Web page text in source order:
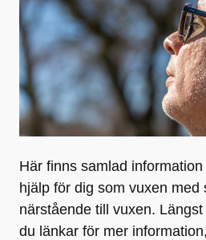
Här finns samlad
hjälp för dig som vuxen med
närstående till vuxen.
du länkar för mer